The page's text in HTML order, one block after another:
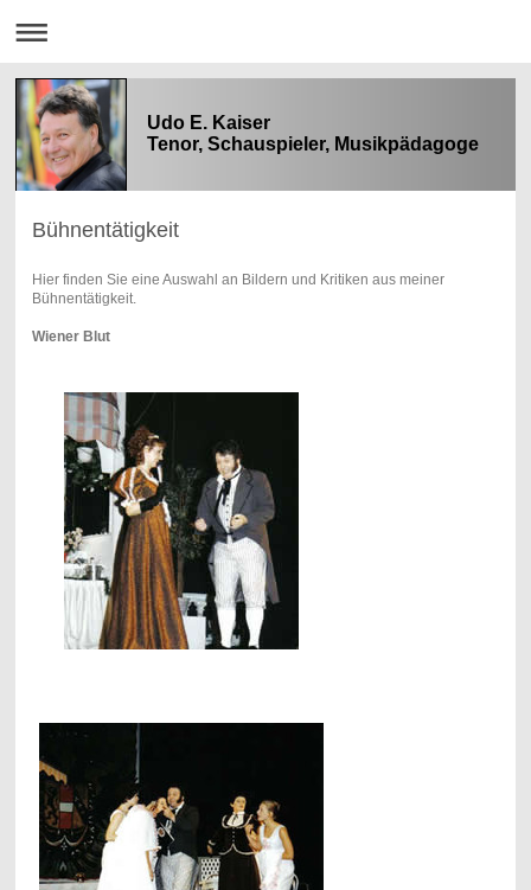
Udo E. Kaiser
Tenor, Schauspieler, Musikpädagoge
Bühnentätigkeit
Hier finden Sie eine Auswahl an Bildern und Kritiken aus meiner
Bühnentätigkeit.
Wiener Blut